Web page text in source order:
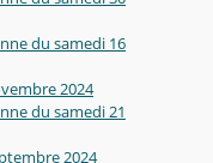
du samedi 16
2024
du samedi 21
2024